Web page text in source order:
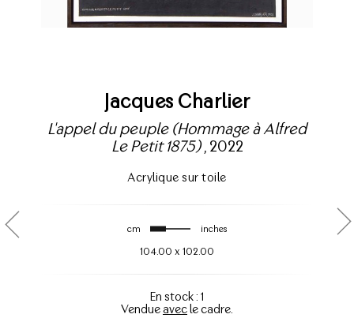
Jacques Charlier
L'appel du peuple (Hommage à Alfred
Le Petit 1875), 2022
Acrylique sur toile
cm inches
104.00 x 102.00
En stock : 1
Vendueavecle cadre.